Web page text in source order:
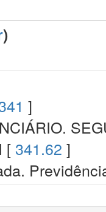
)
]
[ 341.62 ]